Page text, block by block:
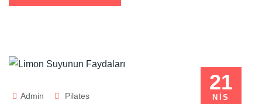
21
NIS
Admin Pilates